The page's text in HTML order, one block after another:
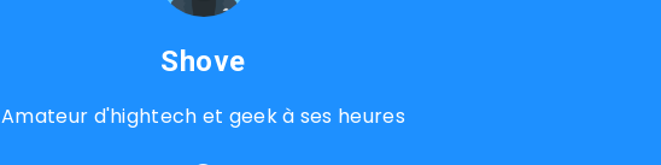
Shove
Amateur d'hightech et geek à ses heures